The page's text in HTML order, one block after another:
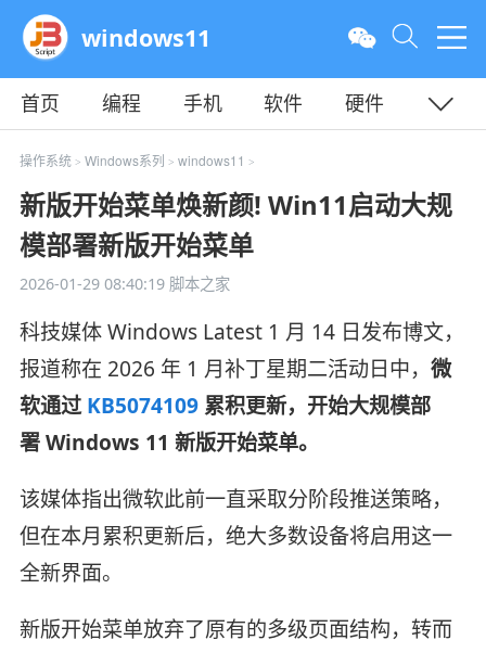
windows11
首页 编程 手机 软件
硬件
教程
平面 服务器
操作系统> Windows系列 > windows11 >
新版开始菜单焕新颜! Win11启动大规
模部署新版开始菜单
2026-01-29 08:40:19脚本之家
科技媒体 Windows Latest 1 月 14 日发布博文，
报道称在 2026 年 1 月补丁星期二活动日中， 微
软通过KB5074109累积更新，开始大规模部
署 Windows 11 新版开始菜单。
该媒体指出微软此前一直采取分阶段推送策略，
但在本月累积更新后，绝大多数设备将启用这一
全新界面。
新版开始菜单放弃了原有的多级页面结构，转而